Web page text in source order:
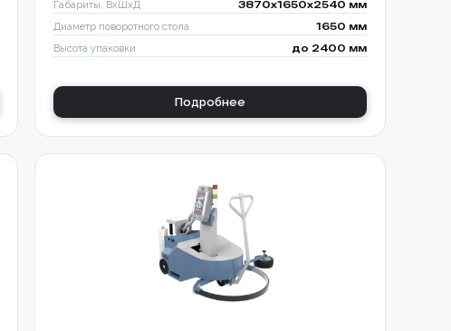
Габариты, ВхШхД 3870х1650х2540 мм
Диаметр поворотного стола 1650 мм
Высота упаковки до 2400 мм
Подробнее